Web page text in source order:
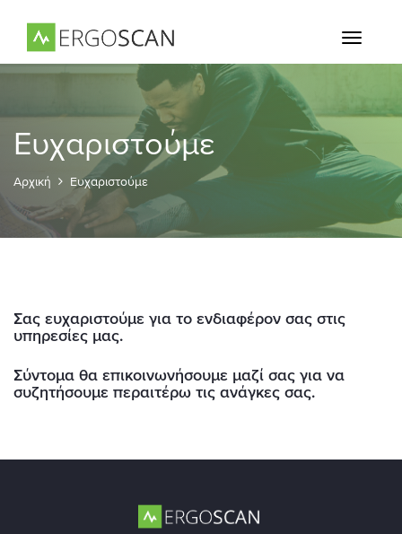
Toggle
Ευχαριστούμε
Αρχική Ευχαριστούμε
Σας ευχαριστούμε για το ενδιαφέρον σας στις
υπηρεσίες μας.
Σύντομα θα επικοινωνήσουμε μαζί σας για να
συζητήσουμε περαιτέρω τις ανάγκες σας.